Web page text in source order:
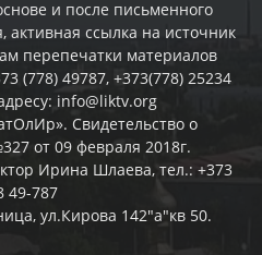
и после письменного
активная ссылка на источник
перепечатки материалов
(778) 49787, +373(778) 25234
info@liktv.org
Свидетельство о
от 09 февраля 2018г.
Ирина Шлаева, тел.: +373
49-787
ул.Кирова 142"а"кв 50.